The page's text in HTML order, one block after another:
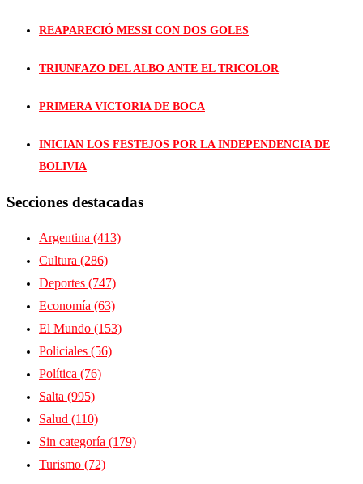
REAPARECIÓ MESSI CON DOS GOLES
TRIUNFAZO DEL ALBO ANTE EL TRICOLOR
PRIMERA VICTORIA DE BOCA
INICIAN LOS FESTEJOS POR LA INDEPENDENCIA DE
BOLIVIA
Secciones destacadas
Argentina (413)
Cultura (286)
Deportes (747)
Economía (63)
El Mundo (153)
Policiales (56)
Política (76)
Salta (995)
Salud (110)
Sin categoría (179)
Turismo (72)